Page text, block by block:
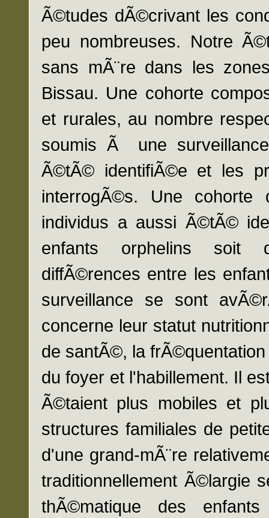
Ã©tudes dÃ©crivant les
peu nombreuses. Notre
sans mÃ¨re dans les
Bissau. Une cohorte
et rurales, au nombre
soumis Ã une
Ã©tÃ© identifiÃ©e et les
interrogÃ©s. Une cohorte
individus a aussi Ã©tÃ©
enfants orphelins soit
diffÃ©rences entre les
surveillance se sont
concerne leur statut
de santÃ©, la
du foyer et l'habillement. Il
Ã©taient plus mobiles et
structures familiales de
d'une grand-mÃ¨re
traditionnellement Ã©largie
thÃ©matique des